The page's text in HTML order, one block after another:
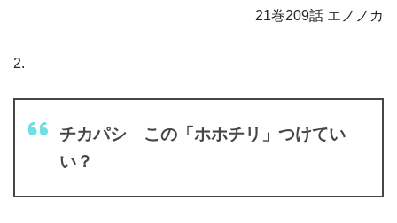
21巻209話 エノノカ
2.
チカパシ この「ホホチリ」つけてい
い？